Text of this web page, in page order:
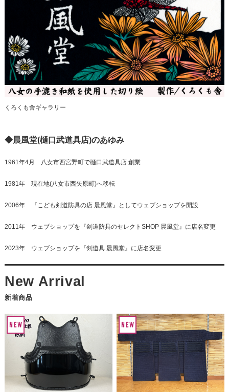
くろくも舎ギャラリー
◆晨風堂(樋口武道具店)のあゆみ
1961年4月 八女市西宮野町で樋口武道具店 創業
1981年 現在地(八女市西矢原町)へ移転
2006年 『こども剣道防具の店 晨風堂』としてウェブショップを開設
2011年 ウェブショップを『剣道防具のセレクトSHOP 晨風堂』に店名変更
2023年 ウェブショップを『剣道具 晨風堂』に店名変更
新着商品